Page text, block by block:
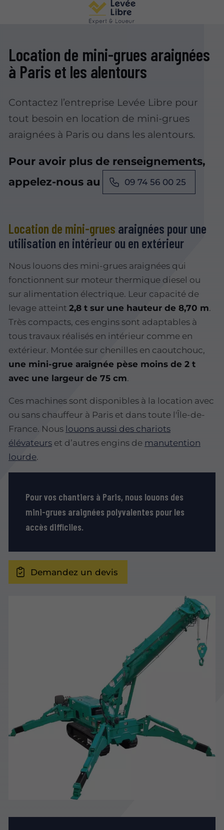
Location de mini-grues araignées
à Paris et les alentours
Contactez l’entreprise Levée Libre pour
tout besoin en location de mini-grues
araignées à Paris ou dans les alentours.
Pour avoir plus de renseignements,
appelez-nous au
09 74 56 00 25
Location de mini-grues araignées pour une
utilisation en intérieur ou en extérieur
Nous louons des mini-grues araignées qui
fonctionnent sur moteur thermique diesel ou
sur alimentation électrique. Leur capacité de
levage atteint 2,8 t sur une hauteur de 8,70 m.
Très compacts, ces engins sont adaptables à
tous travaux réalisés en intérieur comme en
extérieur. Montée sur chenilles en caoutchouc,
une mini-grue araignée pèse moins de 2 t
avec une largeur de 75 cm.
Ces machines sont disponibles à la location avec
ou sans chauffeur à Paris et dans toute l'Île-de-
France. Nous louons aussi des chariots
élévateurs et d’autres engins de manutention
lourde.
Pour vos chantiers à Paris, nous louons des
mini-grues araignées polyvalentes pour les
accès difficiles.
Demandez un devis